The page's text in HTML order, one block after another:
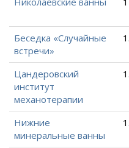
Беседка «Случайные
встречи»
Цандеровский
институт
механотерапии
Нижние
минеральные ванны